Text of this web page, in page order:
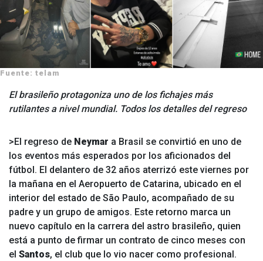
Fuente: telam
El brasileño protagoniza uno de los fichajes más
rutilantes a nivel mundial. Todos los detalles del regreso
>El regreso de Neymar a Brasil se convirtió en uno de
los eventos más esperados por los aficionados del
fútbol. El delantero de 32 años aterrizó este viernes por
la mañana en el Aeropuerto de Catarina, ubicado en el
interior del estado de São Paulo, acompañado de su
padre y un grupo de amigos. Este retorno marca un
nuevo capítulo en la carrera del astro brasileño, quien
está a punto de firmar un contrato de cinco meses con
el Santos, el club que lo vio nacer como profesional.